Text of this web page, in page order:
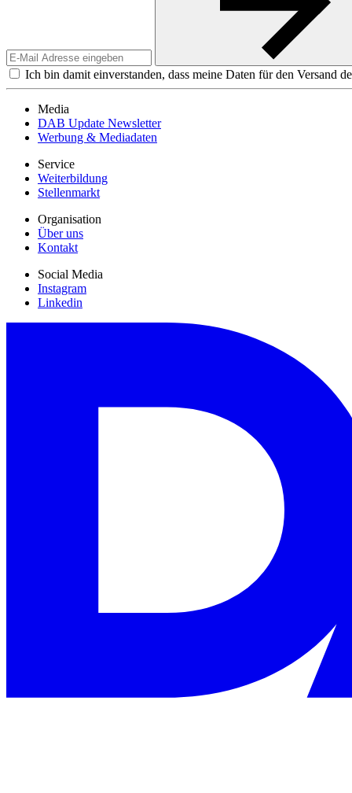
Ich bin damit einverstanden, dass meine Daten für den Versand
Media
DAB Update Newsletter
Werbung & Mediadaten
Service
Weiterbildung
Stellenmarkt
Organisation
Über uns
Kontakt
Social Media
Instagram
Linkedin